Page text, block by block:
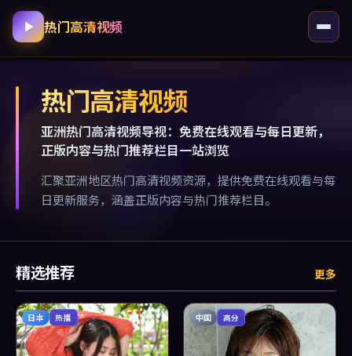
热门高清视频
热门高清视频
亚洲热门高清视频导视：免费在线观看与每日更新，
正版内容与热门推荐栏目一站浏览
汇聚亚洲地区热门高清视频资源，提供免费在线观看与每
日更新服务，涵盖正版内容与热门推荐栏目。
精选推荐 更多
日本 热播 中国 高分